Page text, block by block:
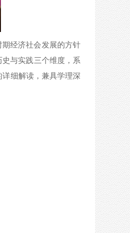
期经济社会发展的方针
与实践三个维度，系
细解读，兼具学理深